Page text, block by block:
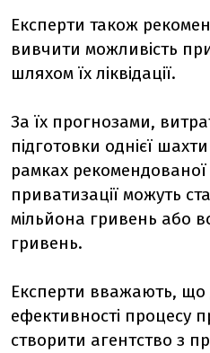
Експерти також
вивчити можливість
шляхом їх ліквідації.
За їх прогнозами,
підготовки однієї
рамках
приватизації можуть
мільйона гривень або
гривень.
Експерти вважають,
ефективності процесу
створити агентство з